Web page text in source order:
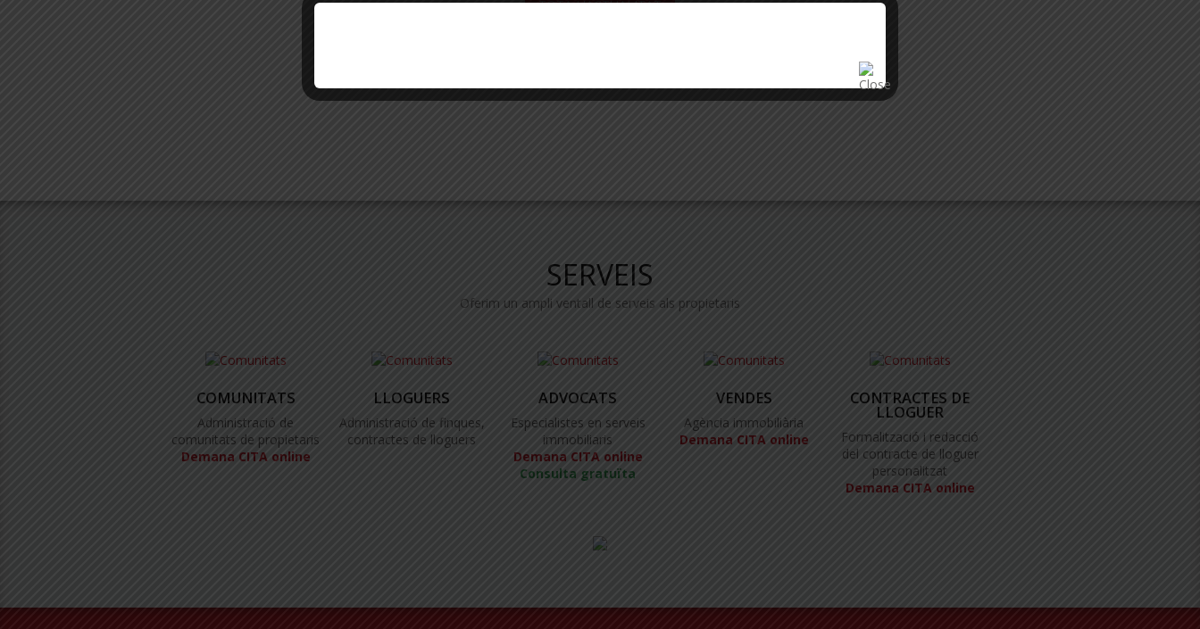
TOTA L'ACTUALITAT
SERVEIS
Oferim un ampli ventall de serveis als propietaris
COMUNITATS
Administració de
comunitats de propietaris
Demana CITA online
LLOGUERS
Administració de finques,
contractes de lloguers
ADVOCATS
Especialistes en serveis
immobiliaris
Demana CITA online
Consulta gratuïta
VENDES
Agència immobiliària
Demana CITA online
CONTRACTES DE
LLOGUER
Formalització i redacció
del contracte de lloguer
personalitzat
Demana CITA online